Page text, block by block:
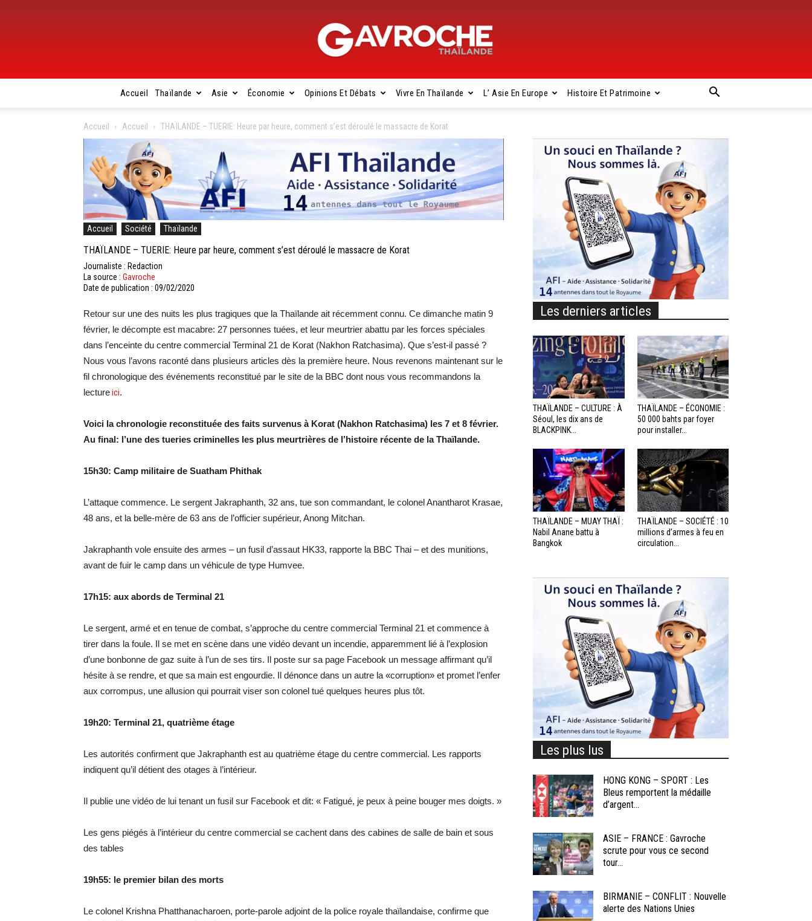
Gavroche
Thaïlande
Accueil Thaïlande Asie Économie Opinions Et Débats Vivre En Thaïlande L’ Asie En Europe Histoire Et Patrimoine
Accueil Accueil THAÏLANDE – TUERIE: Heure par heure, comment s’est déroulé le massacre de Korat
Accueil Société Thaïlande
THAÏLANDE – TUERIE: Heure par heure, comment s’est déroulé le massacre de Korat
Journaliste : Redaction
La source : Gavroche
Date de publication : 09/02/2020
Retour sur une des nuits les plus tragiques que la Thaïlande ait récemment connu. Ce dimanche matin 9
février, le décompte est macabre: 27 personnes tuées, et leur meurtrier abattu par les forces spéciales
dans l’enceinte du centre commercial Terminal 21 de Korat (Nakhon Ratchasima). Que s’est-il passé ?
Nous vous l’avons raconté dans plusieurs articles dès la première heure. Nous revenons maintenant sur le
fil chronologique des événements reconstitué par le site de la BBC dont nous vous recommandons la
lectureici.
Voici la chronologie reconstituée des faits survenus à Korat (Nakhon Ratchasima) les 7 et 8 février.
Au final: l’une des tueries criminelles les plus meurtrières de l’histoire récente de la Thaïlande.
15h30: Camp militaire de Suatham Phithak
L’attaque commence. Le sergent Jakraphanth, 32 ans, tue son commandant, le colonel Anantharot Krasae,
48 ans, et la belle-mère de 63 ans de l’officier supérieur, Anong Mitchan.
Jakraphanth vole ensuite des armes – un fusil d’assaut HK33, rapporte la BBC Thai – et des munitions,
avant de fuir le camp dans un véhicule de type Humvee.
17h15: aux abords de Terminal 21
Le sergent, armé et en tenue de combat, s’approche du centre commercial Terminal 21 et commence à
tirer dans la foule. Il se met en scène dans une vidéo devant un incendie, apparemment lié à l’explosion
d’une bonbonne de gaz suite à l’un de ses tirs. Il poste sur sa page Facebook un message affirmant qu’il
hésite à se rendre, et que sa main est engourdie. Il dénonce dans un autre la «corruption» et promet l’enfer
aux corrompus, une allusion qui pourrait viser son colonel tué quelques heures plus tôt.
19h20: Terminal 21, quatrième étage
Les autorités confirment que Jakraphanth est au quatrième étage du centre commercial. Les rapports
indiquent qu’il détient des otages à l’intérieur.
Il publie une vidéo de lui tenant un fusil sur Facebook et dit: « Fatigué, je peux à peine bouger mes doigts. »
Les gens piégés à l’intérieur du centre commercial se cachent dans des cabines de salle de bain et sous
des tables
19h55: le premier bilan des morts
Le colonel Krishna Phatthanacharoen, porte-parole adjoint de la police royale thaïlandaise, confirme que
Les derniers articles
THAÏLANDE – CULTURE : À
Séoul, les dix ans de
BLACKPINK...
THAÏLANDE – ÉCONOMIE :
50 000 bahts par foyer
pour installer...
THAÏLANDE – MUAY THAÏ :
Nabil Anane battu à
Bangkok
THAÏLANDE – SOCIÉTÉ : 10
millions d’armes à feu en
circulation...
Les plus lus
HONG KONG – SPORT : Les
Bleus remportent la médaille
d’argent...
ASIE – FRANCE : Gavroche
scrute pour vous ce second
tour...
BIRMANIE – CONFLIT : Nouvelle
alerte des Nations Unies